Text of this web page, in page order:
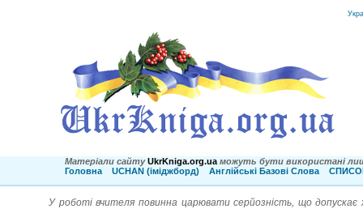
Матеріали сайту UkrKniga.org.ua можуть бути використані
Головна
UCHAN (іміджборд) Англійські Базові Слова
У роботі вчителя повинна царювати серйозність, що